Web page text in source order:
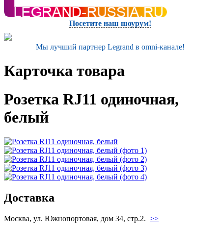
Посетите наш шоурум!
Мы лучший партнер Legrand в omni-канале!
Карточка товара
Розетка RJ11 одиночная,
белый
Доставка
Москва, ул. Южнопортовая, дом 34, стр.2. >>